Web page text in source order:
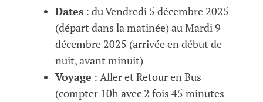
Dates : du Vendredi 5 décembre 2025
(départ dans la matinée) au Mardi 9
décembre 2025 (arrivée en début de
nuit, avant minuit)
Voyage : Aller et Retour en Bus
(compter 10h avec 2 fois 45 minutes